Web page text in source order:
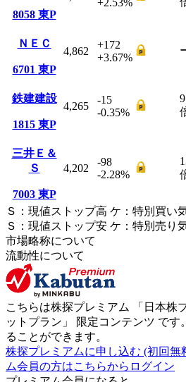
8058 東P
ＮＥＣ
6701 東P
4,862
+172
+3.67%
鉄建建設
1815 東P
4,265
-15
-0.35%
三井Ｅ＆
Ｓ
7003 東P
4,202
-98
-2.28%
Ｓ ： 現値ストップ高 ケ ： 特別買い
Ｓ ： 現値ストップ安 ケ ： 特別売 り
市場略称について
流動性について
こちらは株探プレミアム 「 日本株
ットプラン 」 限定コンテンツ です
ることができます。
株探プレミアムに申し込む (初回無
ム会員の方はこちらからログイン